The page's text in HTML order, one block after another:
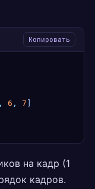
Копировать
, 6 , 7
на кадр (1
кадров.